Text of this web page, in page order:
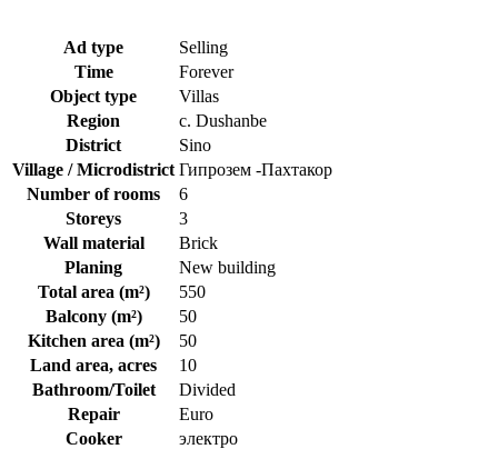
Ad type
Selling
Time
Forever
Object type
Villas
Region
c. Dushanbe
District
Sino
Village / Microdistrict Гипрозем -Пахтакор
Number of rooms
6
Storeys
3
Wall material
Brick
Planing
New building
Total area (m²)
550
Balcony (m²)
50
Kitchen area (m²)
50
Land area, acres
10
Bathroom/Toilet
Divided
Repair
Euro
Cooker
электро